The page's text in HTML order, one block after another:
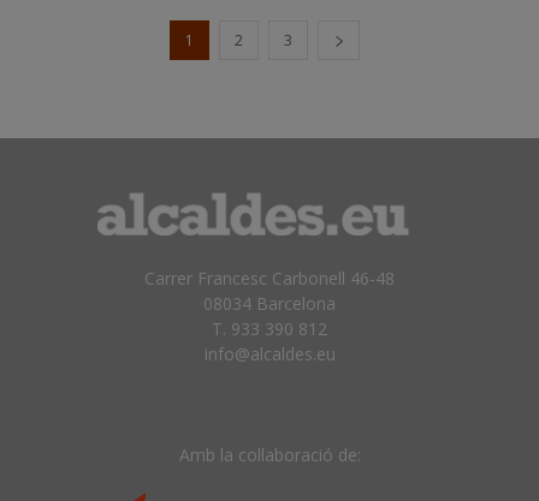
1 2 3
Carrer Francesc Carbonell 46-48
08034 Barcelona
T. 933 390 812
info@alcaldes.eu
Amb la col·laboració de: